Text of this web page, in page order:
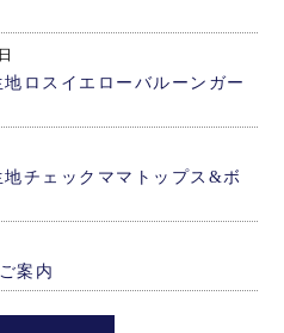
ロスイエローバルーンガー
チェックママトップス&ボ
案内